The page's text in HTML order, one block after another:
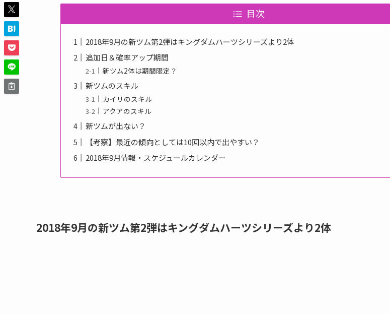
目次
2018年9月の新ツム第2弾はキングダムハーツシリーズより2体
追加日＆確率アップ期間
新ツム2体は期間限定？
新ツムのスキル
カイリのスキル
アクアのスキル
新ツムが出ない？
【考察】最近の傾向としては10回以内で出やすい？
2018年9月情報・スケジュールカレンダー
2018年9月の新ツム第2弾はキングダムハーツシリーズより2体